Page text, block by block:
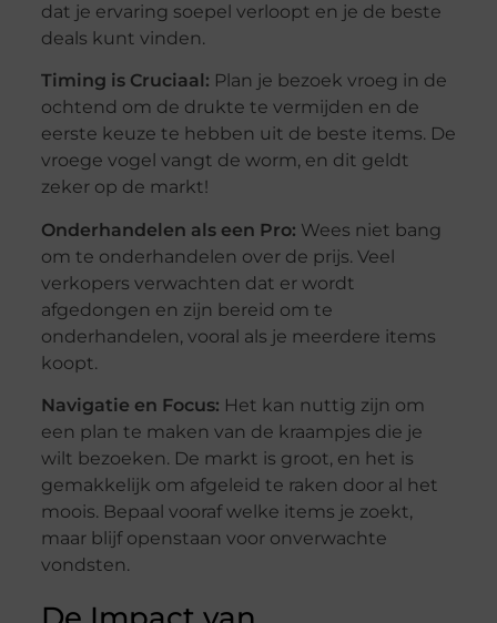
dat je ervaring soepel verloopt en je de beste
deals kunt vinden.
Timing is Cruciaal: Plan je bezoek vroeg in de
ochtend om de drukte te vermijden en de
eerste keuze te hebben uit de beste items. De
vroege vogel vangt de worm, en dit geldt
zeker op de markt!
Onderhandelen als een Pro: Wees niet bang
om te onderhandelen over de prijs. Veel
verkopers verwachten dat er wordt
afgedongen en zijn bereid om te
onderhandelen, vooral als je meerdere items
koopt.
Navigatie en Focus: Het kan nuttig zijn om
een plan te maken van de kraampjes die je
wilt bezoeken. De markt is groot, en het is
gemakkelijk om afgeleid te raken door al het
moois. Bepaal vooraf welke items je zoekt,
maar blijf openstaan voor onverwachte
vondsten.